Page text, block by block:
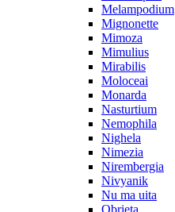
Melampodium
Mignonette
Mimoza
Mimulius
Mirabilis
Moloceai
Monarda
Nasturtium
Nemophila
Nighela
Nimezia
Nirembergia
Nivyanik
Nu ma uita
Obrieta